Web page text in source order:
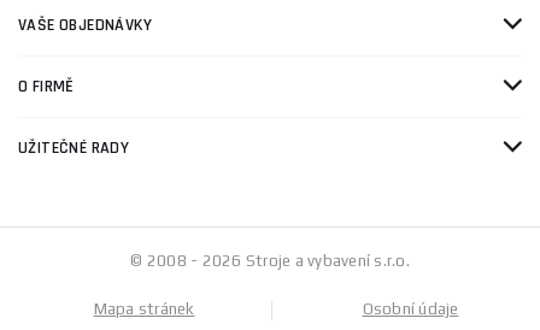
VAŠE OBJEDNÁVKY
O FIRMĚ
UŽITEČNÉ RADY
© 2008 - 2026 Stroje a vybavení s.r.o.
Mapa stránek Osobní údaje